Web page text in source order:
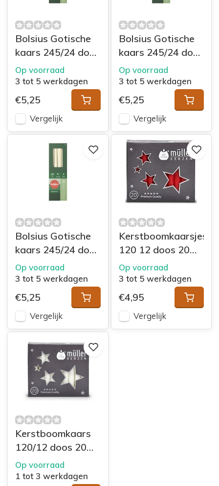
Bolsius Gotische
kaars 245/24 doos
4 Delicate Red
Op voorraad
3 tot 5 werkdagen
€5,25
Vergelijk
Bolsius Gotische
kaars 245/24 doos
4 Cloudy White
Op voorraad
3 tot 5 werkdagen
€5,25
Vergelijk
Bolsius Gotische
kaars 245/24 doos
4 Soft Pearl
Op voorraad
3 tot 5 werkdagen
€5,25
Vergelijk
Kerstboomkaarsjes
120 12 doos 20
Rood
Op voorraad
3 tot 5 werkdagen
€4,95
Vergelijk
Kerstboomkaars
120/12 doos 20
Wit
Op voorraad
1 tot 3 werkdagen